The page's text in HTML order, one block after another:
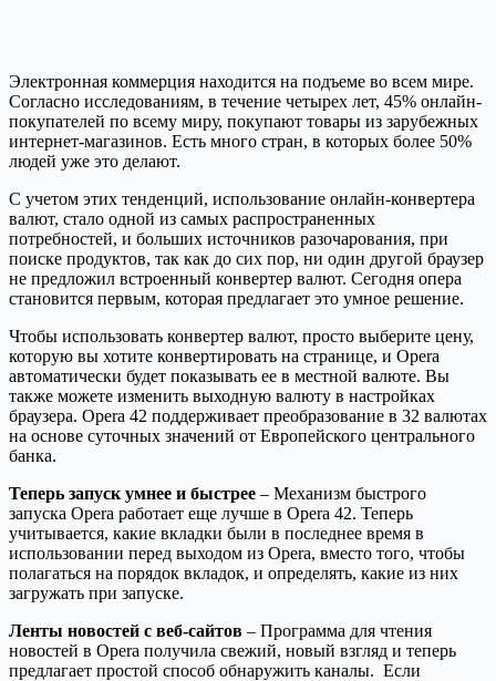
Электронная коммерция находится на подъеме во всем мире.
Согласно исследованиям, в течение четырех лет, 45% онлайн-
покупателей по всему миру, покупают товары из зарубежных
интернет-магазинов. Есть много стран, в которых более 50%
людей уже это делают.
С учетом этих тенденций, использование онлайн-конвертера
валют, стало одной из самых распространенных
потребностей, и больших источников разочарования, при
поиске продуктов, так как до сих пор, ни один другой браузер
не предложил встроенный конвертер валют. Сегодня опера
становится первым, которая предлагает это умное решение.
Чтобы использовать конвертер валют, просто выберите цену,
которую вы хотите конвертировать на странице, и Opera
автоматически будет показывать ее в местной валюте. Вы
также можете изменить выходную валюту в настройках
браузера. Opera 42 поддерживает преобразование в 32 валютах
на основе суточных значений от Европейского центрального
банка.
Теперь запуск умнее и быстрее – Механизм быстрого
запуска Opera работает еще лучше в Opera 42. Теперь
учитывается, какие вкладки были в последнее время в
использовании перед выходом из Opera, вместо того, чтобы
полагаться на порядок вкладок, и определять, какие из них
загружать при запуске.
Ленты новостей с веб-сайтов – Программа для чтения
новостей в Opera получила свежий, новый взгляд и теперь
предлагает простой способ обнаружить каналы. Если